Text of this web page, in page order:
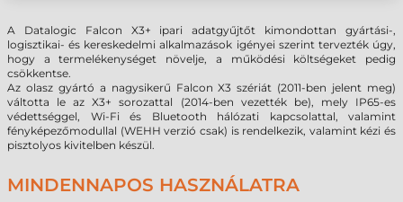
A Datalogic Falcon X3+ ipari adatgyűjtőt kimondottan gyártási-,
logisztikai- és kereskedelmi alkalmazások igényei szerint tervezték úgy,
hogy a termelékenységet növelje, a működési költségeket pedig
csökkentse.
Az olasz gyártó a nagysikerű Falcon X3 szériát (2011-ben jelent meg)
váltotta le az X3+ sorozattal (2014-ben vezették be), mely IP65-es
védettséggel, Wi-Fi és Bluetooth hálózati kapcsolattal, valamint
fényképezőmodullal (WEHH verzió csak) is rendelkezik, valamint kézi és
pisztolyos kivitelben készül.
MINDENNAPOS HASZNÁLATRA